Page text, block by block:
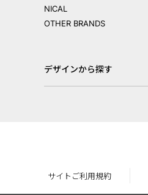
NICAL
OTHER BRANDS
デザインから探す
サイトご利用規約